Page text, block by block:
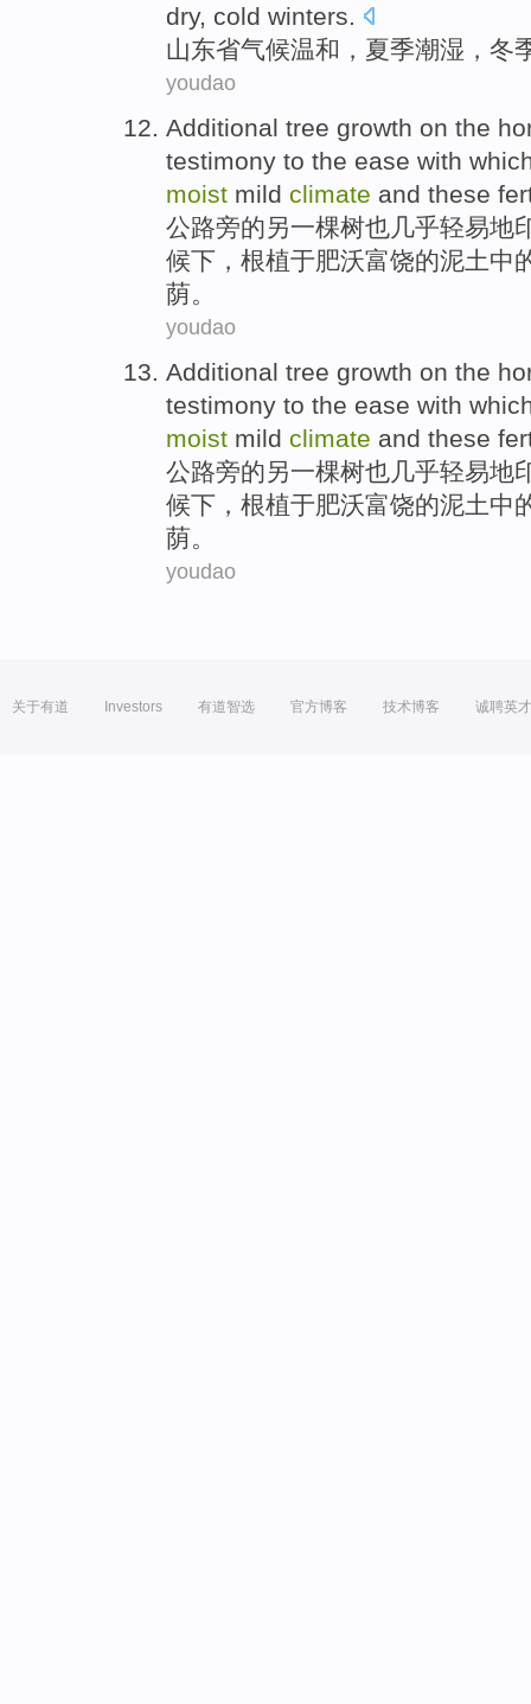
dry, cold winters.
山东省气候温和 ， 夏季潮湿 ， 冬
youdao
Additional tree growth on the
testimony to the ease with
moist mild climate and these
公路旁的另一棵树也几乎轻易地
候下，根植于肥沃富饶的泥土中
荫。
youdao
Additional tree growth on the
testimony to the ease with
moist mild climate and these
公路旁的另一棵树也几乎轻易地
候下，根植于肥沃富饶的泥土中
荫 。
youdao
关于有道 Investors 有道智选 官方博客 技术博客 诚聘英才